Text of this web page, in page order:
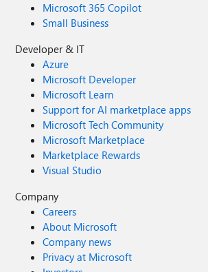
Microsoft 365 Copilot
Small Business
Developer & IT
Azure
Microsoft Developer
Microsoft Learn
Support for AI marketplace apps
Microsoft Tech Community
Microsoft Marketplace
Marketplace Rewards
Visual Studio
Company
Careers
About Microsoft
Company news
Privacy at Microsoft